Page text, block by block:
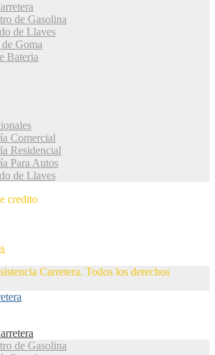
de Gasolina
de Llaves
Goma
Bateria
Comercial
Residencial
Para Autos
de Llaves
credito
Carretera. Todos los derechos
de Gasolina